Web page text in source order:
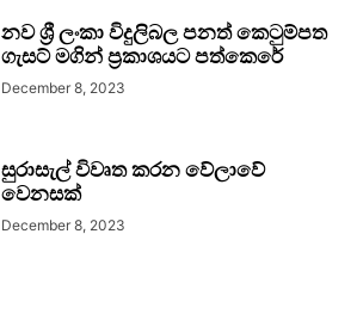
නව ශ්‍රී ලංකා විදුලිබල පනත් කෙටුම්පත
ගැසට් මගින් ප්‍රකාශයට පත්කෙරේ
December 8, 2023
සුරාසැල් විවෘත කරන වේලාවේ
වෙනසක්
December 8, 2023